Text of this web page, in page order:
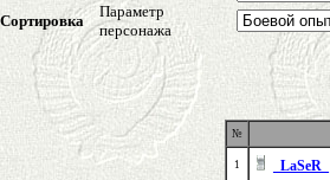
Сортировка
Параметр
персонажа
№
1 _LaSeR_